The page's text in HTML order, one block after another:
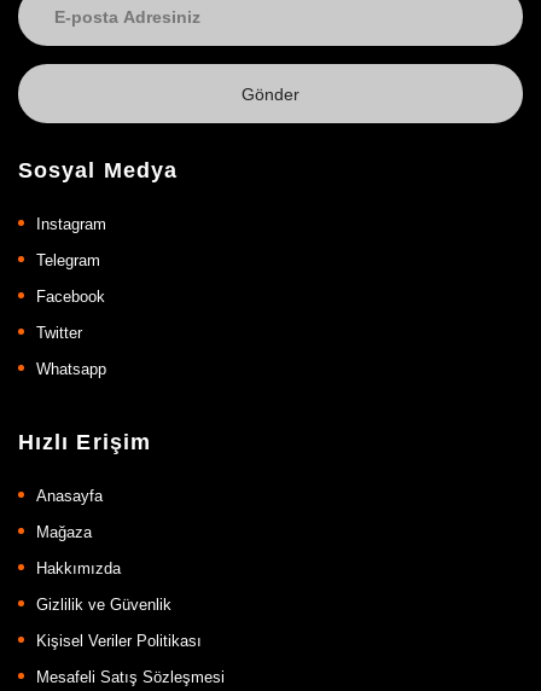
Hızlı Erişim
Anasayfa
Mağaza
Hakkımızda
Gizlilik ve Güvenlik
Kişisel Veriler Politikası
Mesafeli Satış Sözleşmesi
Sosyal Medya
Instagram
Telegram
Facebook
Twitter
Whatsapp